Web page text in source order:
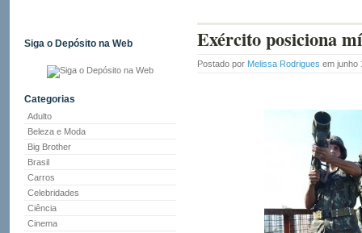
Siga o Depósito na Web
Categorias
Adulto
Beleza e Moda
Big Brother
Brasil
Carros
Celebridades
Ciência
Cinema
Exército posiciona
Postado por Melissa Rodrigues em junho